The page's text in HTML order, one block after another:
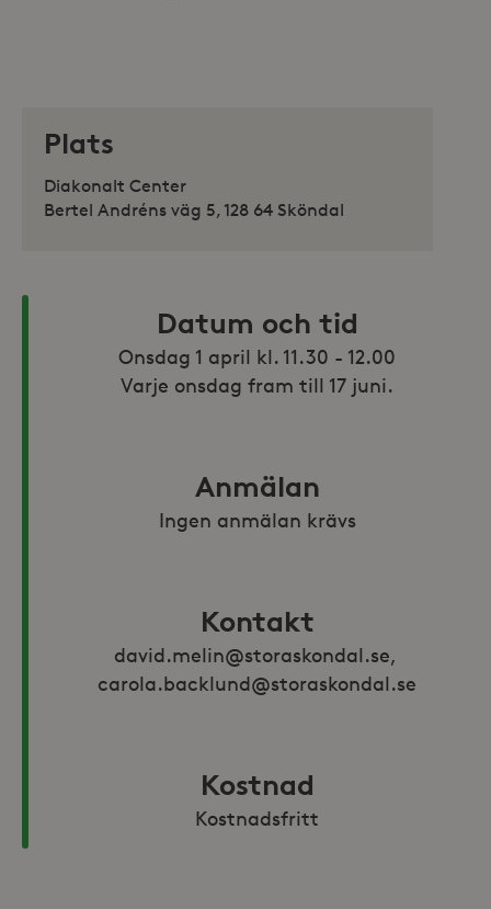
Plats
Diakonalt Center
Bertel Andréns väg 5, 128 64 Sköndal
Datum och tid
Onsdag 1 april kl. 11.30 - 12.00
Varje onsdag fram till 17 juni.
Anmälan
Ingen anmälan krävs
Kontakt
david.melin@storaskondal.se,
carola.backlund@storaskondal.se
Kostnad
Kostnadsfritt